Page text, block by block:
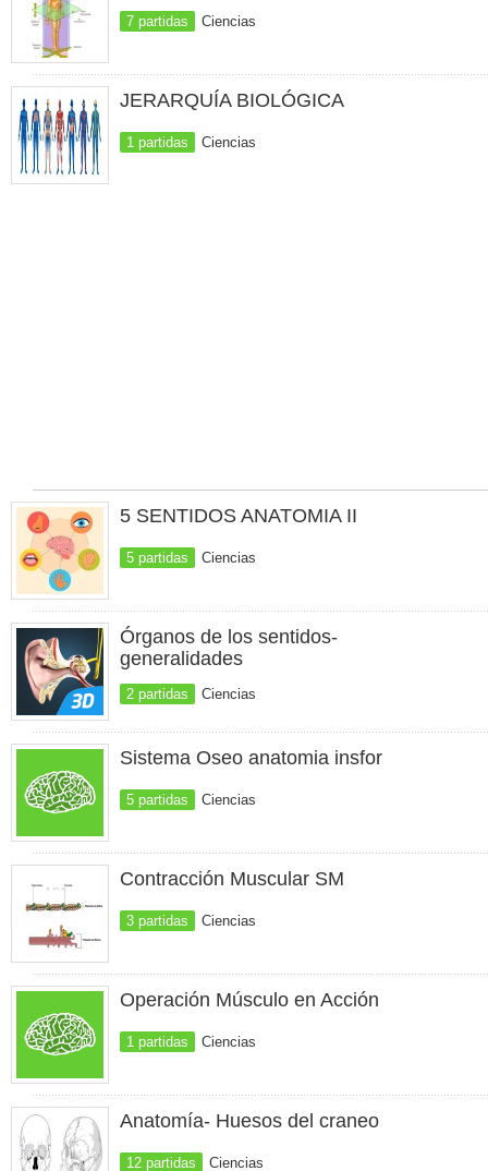
7 partidas Ciencias
JERARQUÍA BIOLÓGICA
1 partidas Ciencias
5 SENTIDOS ANATOMIA II
5 partidas Ciencias
Órganos de los sentidos-
generalidades
2 partidas Ciencias
Sistema Oseo anatomia insfor
5 partidas Ciencias
Contracción Muscular SM
3 partidas Ciencias
Operación Músculo en Acción
1 partidas Ciencias
Anatomía- Huesos del craneo
12 partidas Ciencias